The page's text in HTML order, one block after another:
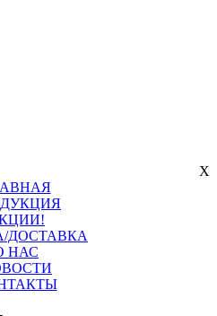
X
ДОСТАВКА
НАС